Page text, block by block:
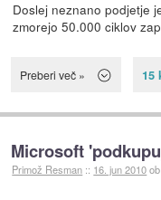
Doslej neznano podjetje
zmorejo 50.000 ciklov
Preberi več » 15
Microsoft
Primož Resman :: 16. jun 2010